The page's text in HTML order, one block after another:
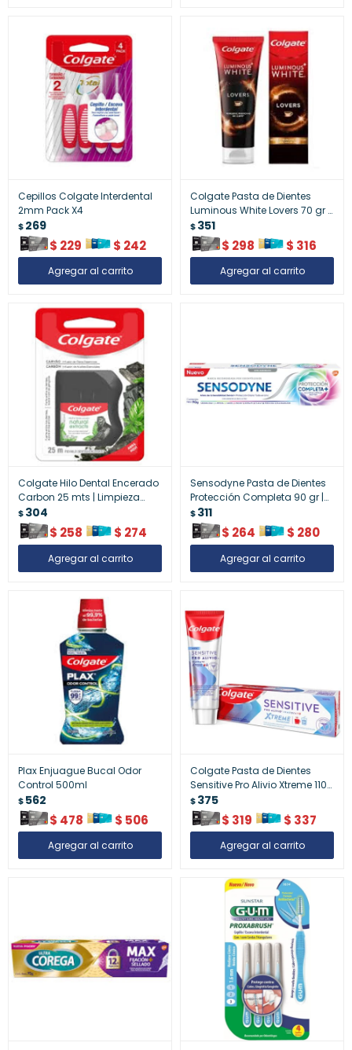
Cepillos Colgate Interdental
2mm Pack X4
$269
$ 229 $ 242
Colgate Pasta de Dientes
Luminous White Lovers 70 gr |
Blanqueamiento Dental
Suave
$351
$ 298 $ 316
Colgate Hilo Dental Encerado
Carbon 25 mts | Limpieza
Interdental Efectiva
$304
$ 258 $ 274
Sensodyne Pasta de Dientes
Protección Completa 90 gr |
Cuidado Integral Dental
$311
$ 264 $ 280
Plax Enjuague Bucal Odor
Control 500ml
$562
$ 478 $ 506
Colgate Pasta de Dientes
Sensitive Pro Alivio Xtreme 110
gr | Protección Máxima
$375
$ 319 $ 337